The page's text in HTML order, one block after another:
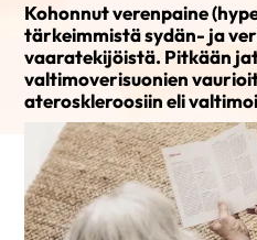
Kohonnut verenpaine
tärkeimmistä sydän- ja
vaaratekijöistä. Pitkään
valtimoverisuonien
ateroskleroosiin eli